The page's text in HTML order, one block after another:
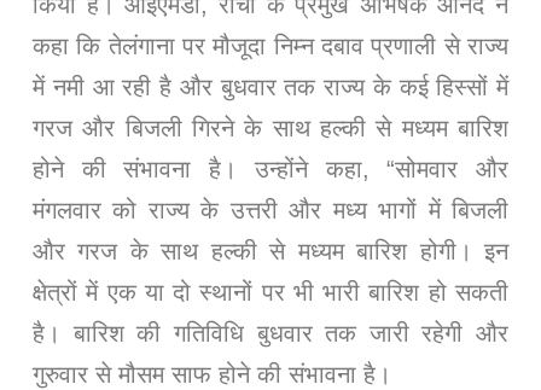
कहा कि तेलंगाना पर मौजूदा निम्न दबाव प्रणाली से राज्य
में नमी आ रही है और बुधवार तक राज्य के कई हिस्सों में
गरज और बिजली गिरने के साथ हल्की से मध्यम बारिश
होने की संभावना है। उन्होंने कहा, “सोमवार और
मंगलवार को राज्य के उत्तरी और मध्य भागों में बिजली
और गरज के साथ हल्की से मध्यम बारिश होगी। इन
क्षेत्रों में एक या दो स्थानों पर भी भारी बारिश हो सकती
है। बारिश की गतिविधि बुधवार तक जारी रहेगी और
गुरुवार से मौसम साफ होने की संभावना है।